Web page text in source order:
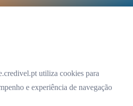
utiliza cookies para
e experiência de navegação